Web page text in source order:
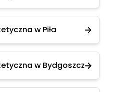
w Piła
w Bydgoszcz